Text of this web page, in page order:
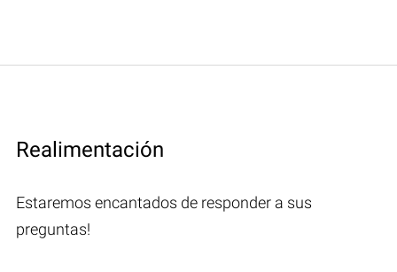
Realimentación
Estaremos encantados de responder a sus
preguntas!